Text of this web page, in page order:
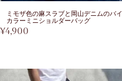
ミモザ色の麻スラブと岡山デニムのバイ
カラーミニショルダーバッグ
¥4,900